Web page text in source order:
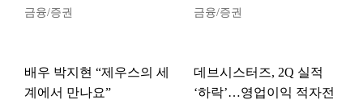
금융/증권 금융/증권
배우 박지현 “제우스의 세
계에서 만나요”
데브시스터즈, 2Q 실적
‘하락’…영업이익 적자전